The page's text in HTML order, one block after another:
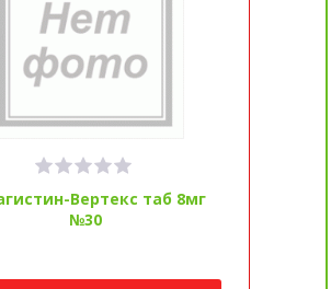
Вертекс таб 8мг
№30